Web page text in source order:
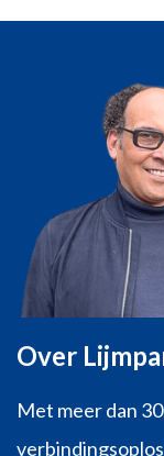
Over
Met meer dan